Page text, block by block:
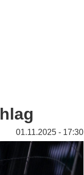
01.11.2025 - 17:30